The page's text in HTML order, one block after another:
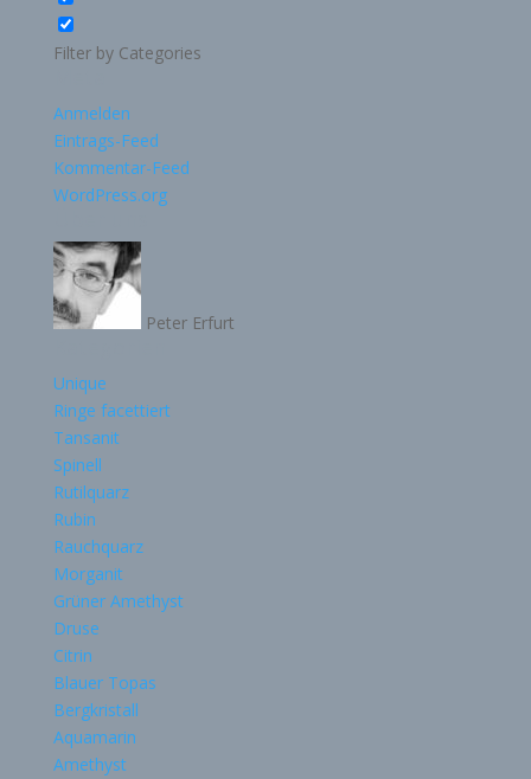
Filter by Categories
Anmelden
Eintrags-Feed
Kommentar-Feed
WordPress.org
Peter Erfurt
Unique
Ringe facettiert
Tansanit
Spinell
Rutilquarz
Rubin
Rauchquarz
Morganit
Grüner Amethyst
Druse
Citrin
Blauer Topas
Bergkristall
Aquamarin
Amethyst